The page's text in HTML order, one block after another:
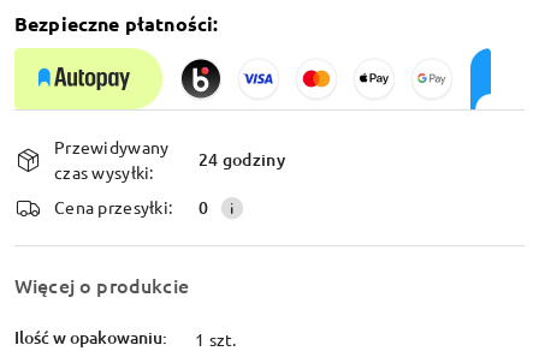
Bezpieczne płatności:
Dostępność
i
dostawa
Przewidywany
czas wysyłki:
24 godziny
Cena przesyłki: 0
Więcej o produkcie
Ilość w opakowaniu: 1 szt.